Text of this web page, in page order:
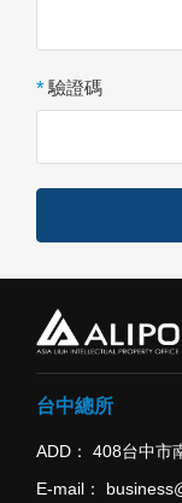
*驗證碼
台中總所
ADD
408台中市
E-mail